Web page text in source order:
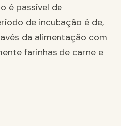
é passível de
de incubação é de,
da alimentação com
farinhas de carne e